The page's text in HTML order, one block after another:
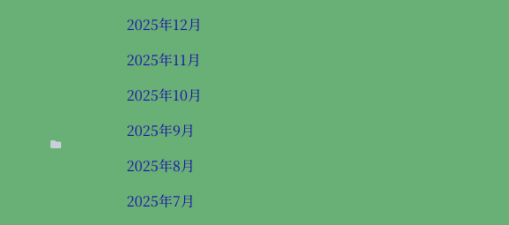
2025年12月
2025年11月
2025年10月
2025年9月
2025年8月
2025年7月